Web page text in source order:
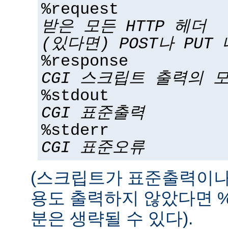
%request
받은 모든 HTTP 헤더
(있다면) POST나 PUT
%response
CGI 스크립트 출력의
%stdout
CGI 표준출력
%stderr
CGI 표준오류
(스크립트가 표준출력이
용도 출력하지 않았다면
분은 생략될 수 있다).